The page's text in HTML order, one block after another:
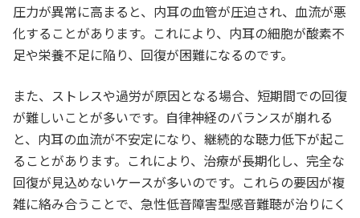
圧力が異常に高まると、内耳の血管が圧迫され、血流が悪
化することがあります。これにより、内耳の細胞が酸素不
足や栄養不足に陥り、回復が困難になるのです。
また、ストレスや過労が原因となる場合、短期間での回復
が難しいことが多いです。自律神経のバランスが崩れる
と、内耳の血流が不安定になり、継続的な聴力低下が起こ
ることがあります。これにより、治療が長期化し、完全な
回復が見込めないケースが多いのです。これらの要因が複
雑に絡み合うことで、急性低音障害型感音難聴が治りにく